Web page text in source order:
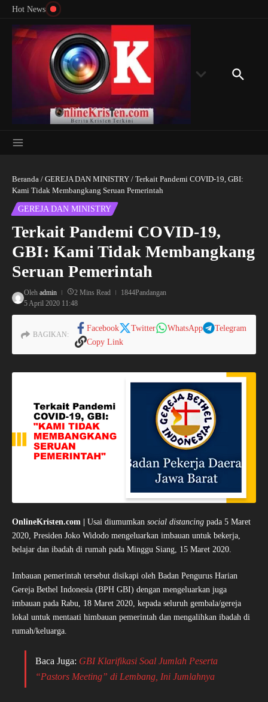
Lewati ke konten
Hot News
Beranda / GEREJA DAN MINISTRY / Terkait Pandemi COVID-19, GBI:
Kami Tidak Membangkang Seruan Pemerintah
GEREJA DAN MINISTRY
Terkait Pandemi COVID-19,
GBI: Kami Tidak Membangkang
Seruan Pemerintah
Oleh admin 2 Mins Read
1844Pandangan
5 April 2020 11:48
BAGIKAN:
Facebook Twitter WhatsApp
Telegram
Copy Link
OnlineKristen.com | Usai diumumkan social distancing pada 5 Maret
2020, Presiden Joko Widodo mengeluarkan imbauan untuk bekerja,
belajar dan ibadah di rumah pada Minggu Siang, 15 Maret 2020.
Imbauan pemerintah tersebut disikapi oleh Badan Pengurus Harian
Gereja Bethel Indonesia (BPH GBI) dengan mengeluarkan juga
imbauan pada Rabu, 18 Maret 2020, kepada seluruh gembala/gereja
lokal untuk mentaati himbauan pemerintah dan mengalihkan ibadah di
rumah/keluarga.
Baca Juga: GBI Klarifikasi Soal Jumlah Peserta
“Pastors Meeting” di Lembang, Ini Jumlahnya